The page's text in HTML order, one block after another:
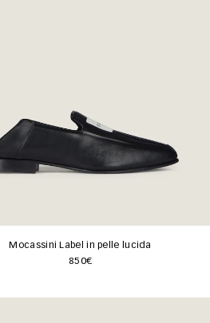
Mocassini Label in pelle lucida
850€